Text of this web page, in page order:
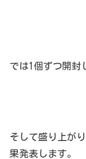
では1個ずつ開封
そして盛り上が
果発表します。